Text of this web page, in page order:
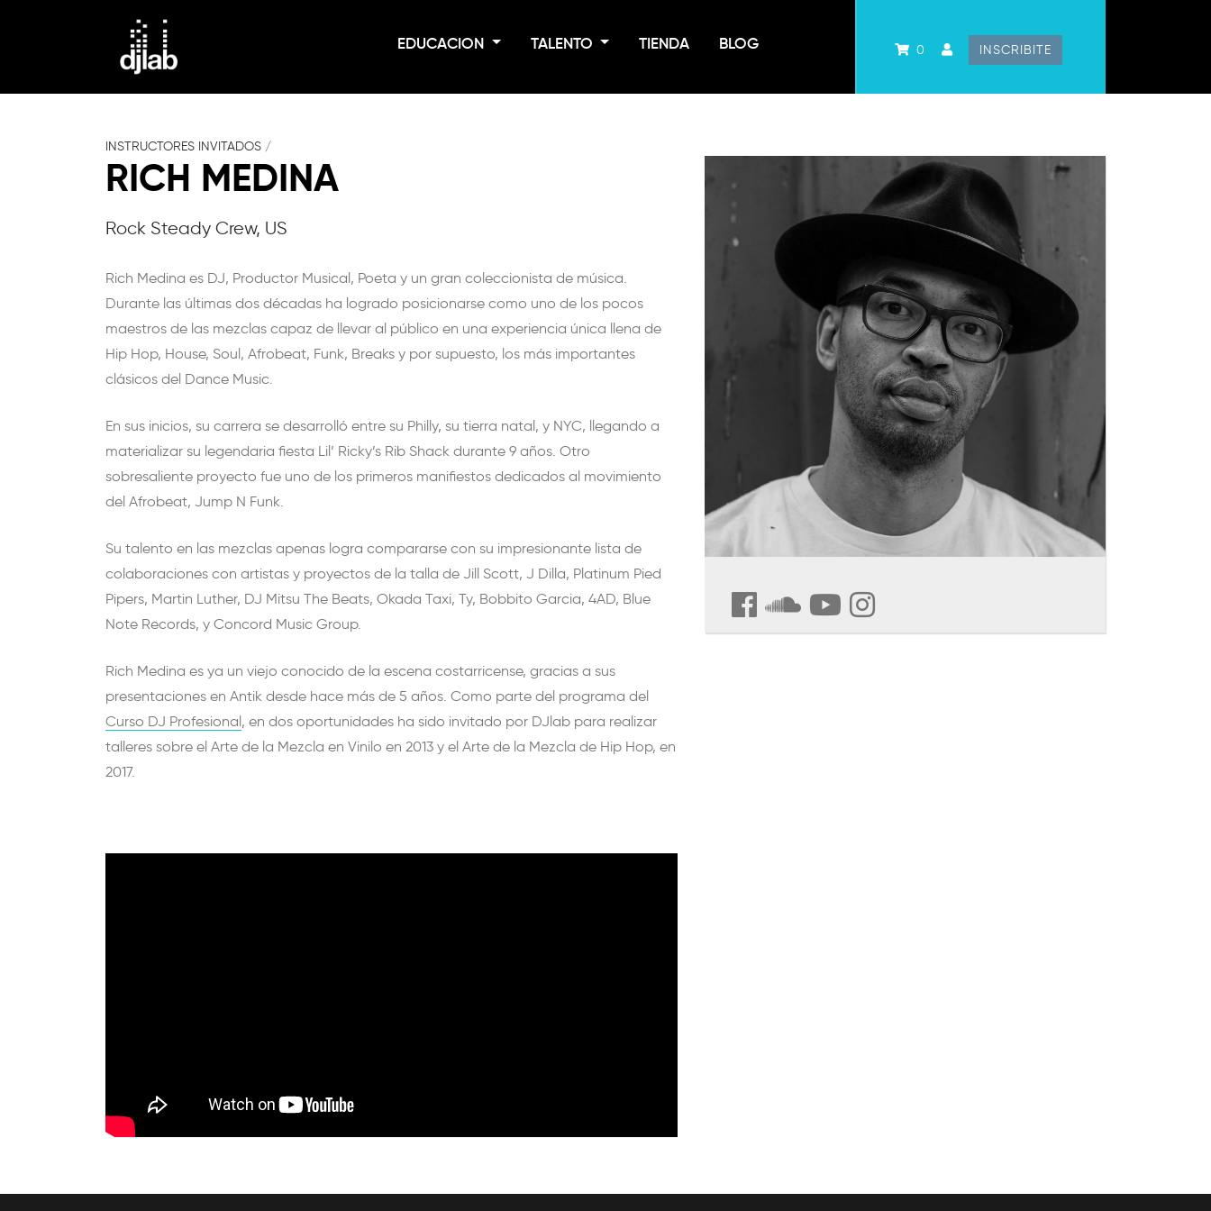
EDUCACION TALENTO TIENDA BLOG 0 INSCRIBITE
INSTRUCTORES INVITADOS /
RICH MEDINA
Rock Steady Crew, US
Rich Medina es DJ, Productor Musical, Poeta y un gran coleccionista de música.
Durante las últimas dos décadas ha logrado posicionarse como uno de los pocos
maestros de las mezclas capaz de llevar al público en una experiencia única llena de
Hip Hop, House, Soul, Afrobeat, Funk, Breaks y por supuesto, los más importantes
clásicos del Dance Music.
En sus inicios, su carrera se desarrolló entre su Philly, su tierra natal, y NYC, llegando a
materializar su legendaria fiesta Lil’ Ricky’s Rib Shack durante 9 años. Otro
sobresaliente proyecto fue uno de los primeros manifiestos dedicados al movimiento
del Afrobeat, Jump N Funk.
Su talento en las mezclas apenas logra compararse con su impresionante lista de
colaboraciones con artistas y proyectos de la talla de Jill Scott, J Dilla, Platinum Pied
Pipers, Martin Luther, DJ Mitsu The Beats, Okada Taxi, Ty, Bobbito Garcia, 4AD, Blue
Note Records, y Concord Music Group.
Rich Medina es ya un viejo conocido de la escena costarricense, gracias a sus
presentaciones en Antik desde hace más de 5 años. Como parte del programa del
Curso DJ Profesional, en dos oportunidades ha sido invitado por DJlab para realizar
talleres sobre el Arte de la Mezcla en Vinilo en 2013 y el Arte de la Mezcla de Hip Hop, en
2017.